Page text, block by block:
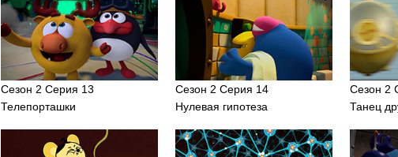
Сезон 2 Серия 13
Телепорташки
Сезон 2 Серия 14
Нулевая гипотеза
Сезон 2
Танец